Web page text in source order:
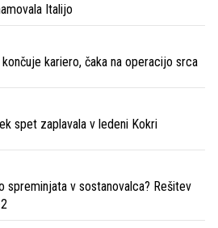
Italijo
kariero, čaka na operacijo srca
spet zaplavala v ledeni Kokri
spreminjata v sostanovalca? Rešitev